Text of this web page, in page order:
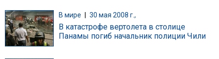
В мире 30 мая 2008 г.,
В катастрофе вертолета в столице
Панамы погиб начальник полиции Чили